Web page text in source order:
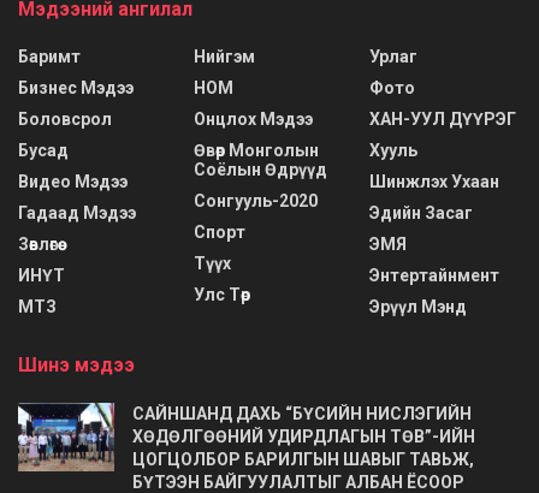
Мэдээний ангилал
Баримт
Бизнес Мэдээ
Боловсрол
Бусад
Видео Мэдээ
Гадаад Мэдээ
Зөвлөгөө
ИНҮТ
МТЗ
Нийгэм
НОМ
Онцлох Мэдээ
Өвөр Монголын
Соёлын Өдрүүд
Сонгууль-2020
Спорт
Түүх
Улс Төр
Урлаг
Фото
ХАН-УУЛ ДҮҮРЭГ
Хууль
Шинжлэх Ухаан
Эдийн Засаг
ЭМЯ
Энтертайнмент
Эрүүл Мэнд
Шинэ мэдээ
САЙНШАНД ДАХЬ “БҮСИЙН НИСЛЭГИЙН
ХӨДӨЛГӨӨНИЙ УДИРДЛАГЫН ТӨВ”-ИЙН
ЦОГЦОЛБОР БАРИЛГЫН ШАВЫГ ТАВЬЖ,
БҮТЭЭН БАЙГУУЛАЛТЫГ АЛБАН ЁСООР